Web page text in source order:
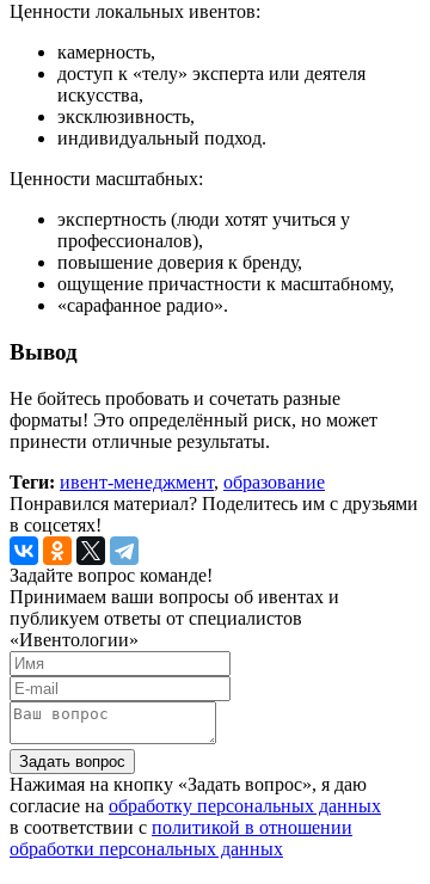
Ценности локальных ивентов:
камерность,
доступ к «телу» эксперта или деятеля
искусства,
эксклюзивность,
индивидуальный подход.
Ценности масштабных:
экспертность (люди хотят учиться у
профессионалов),
повышение доверия к бренду,
ощущение причастности к масштабному,
«сарафанное радио».
Вывод
Не бойтесь пробовать и сочетать разные
форматы! Это определённый риск, но может
принести отличные результаты.
Теги: ивент-менеджмент, образование
Понравился материал? Поделитесь им с друзьями
в соцсетях!
Задайте вопрос команде!
Принимаем ваши вопросы об ивентах и
публикуем ответы от специалистов
«Ивентологии»
Задать вопрос
Нажимая на кнопку «Задать вопрос», я даю
согласие на обработку персональных данных
в соответствии с политикой в отношении
обработки персональных данных